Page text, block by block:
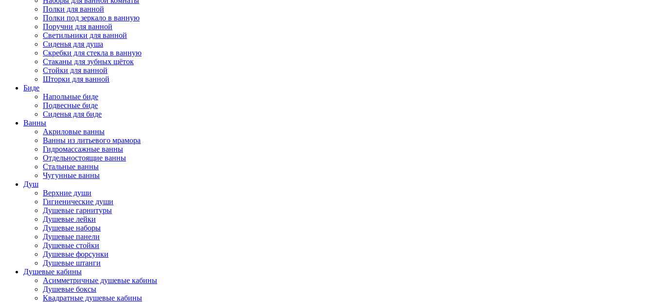
Полки для ванной
Полки под зеркало в ванную
Поручни для ванной
Светильники для ванной
Сиденья для душа
Скребки для стекла в ванную
Стаканы для зубных щёток
Стойки для ванной
Шторки для ванной
Биде
Напольные биде
Подвесные биде
Сиденья для биде
Ванны
Акриловые ванны
Ванны из литьевого мрамора
Гидромассажные ванны
Отдельностоящие ванны
Стальные ванны
Чугунные ванны
Душ
Верхние души
Гигиенические души
Душевые гарнитуры
Душевые лейки
Душевые наборы
Душевые панели
Душевые стойки
Душевые форсунки
Душевые штанги
Душевые кабины
Асимметричные душевые кабины
Душевые боксы
Квадратные душевые кабины